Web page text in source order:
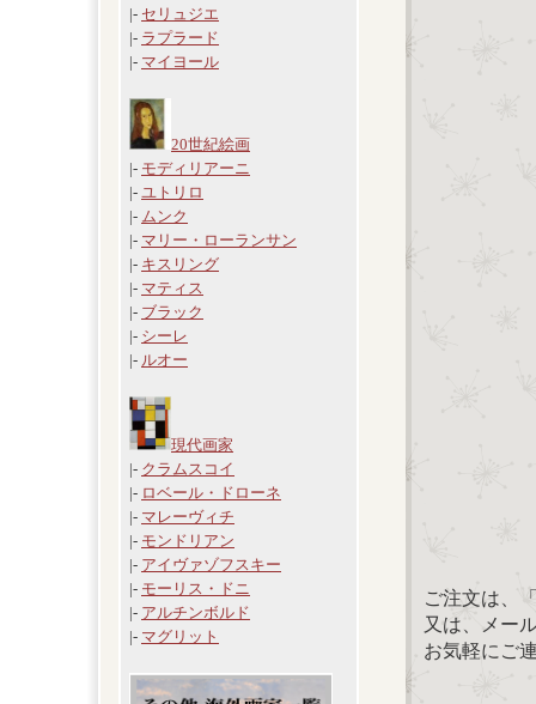
|- セリュジエ
|- ラプラード
|- マイヨール
20世紀絵画
|- モディリアーニ
|- ユトリロ
|- ムンク
|- マリー・ローランサン
|- キスリング
|- マティス
|- ブラック
|- シーレ
|- ルオー
現代画家
|- クラムスコイ
|- ロベール・ドローネ
|- マレーヴィチ
|- モンドリアン
|- アイヴァゾフスキー
|- モーリス・ドニ
|- アルチンボルド
|- マグリット
ご注文は、
又は、メー
お気軽にご